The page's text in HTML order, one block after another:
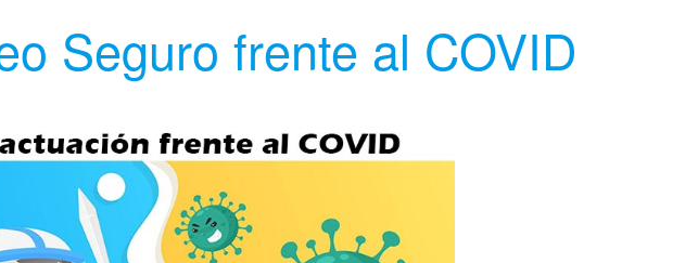
Seguro frente al COVID